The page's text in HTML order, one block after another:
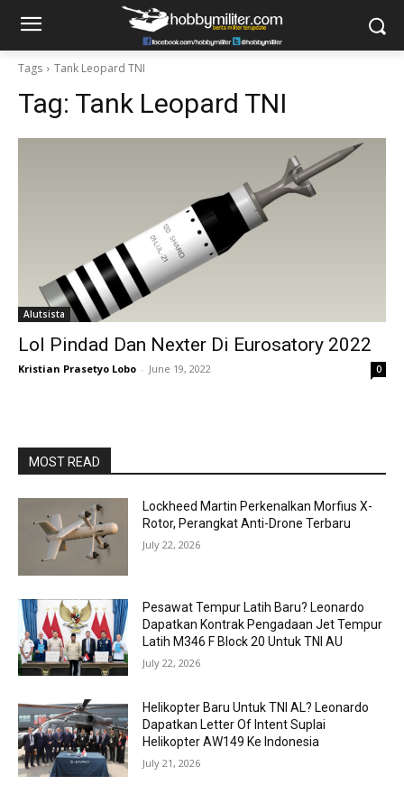
Tags Tank Leopard TNI
Tag: Tank Leopard TNI
Alutsista
LoI Pindad Dan Nexter Di Eurosatory 2022
Kristian Prasetyo Lobo - June 19, 2022 0
MOST READ
Lockheed Martin Perkenalkan Morfius X-
Rotor, Perangkat Anti-Drone Terbaru
July 22, 2026
Pesawat Tempur Latih Baru? Leonardo
Dapatkan Kontrak Pengadaan Jet Tempur
Latih M346 F Block 20 Untuk TNI AU
July 22, 2026
Helikopter Baru Untuk TNI AL? Leonardo
Dapatkan Letter Of Intent Suplai
Helikopter AW149 Ke Indonesia
July 21, 2026